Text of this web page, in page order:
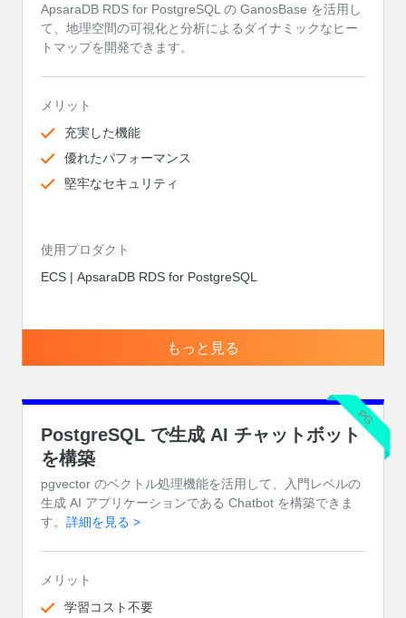
ApsaraDB RDS for PostgreSQL の GanosBase を活用し
て、地理空間の可視化と分析によるダイナミックなヒー
トマップを開発できます。
メリット
充実した機能
優れたパフォーマンス
堅牢なセキュリティ
使用プロダクト
ECS | ApsaraDB RDS for PostgreSQL
もっと見る
PG
PostgreSQL で生成 AI チャットボット
を構築
pgvector のベクトル処理機能を活用して、入門レベルの
生成 AI アプリケーションである Chatbot を構築できま
す。 詳細を見る >
メリット
学習コスト不要